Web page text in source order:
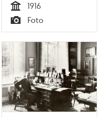
Tid
1916
Typ
Foto